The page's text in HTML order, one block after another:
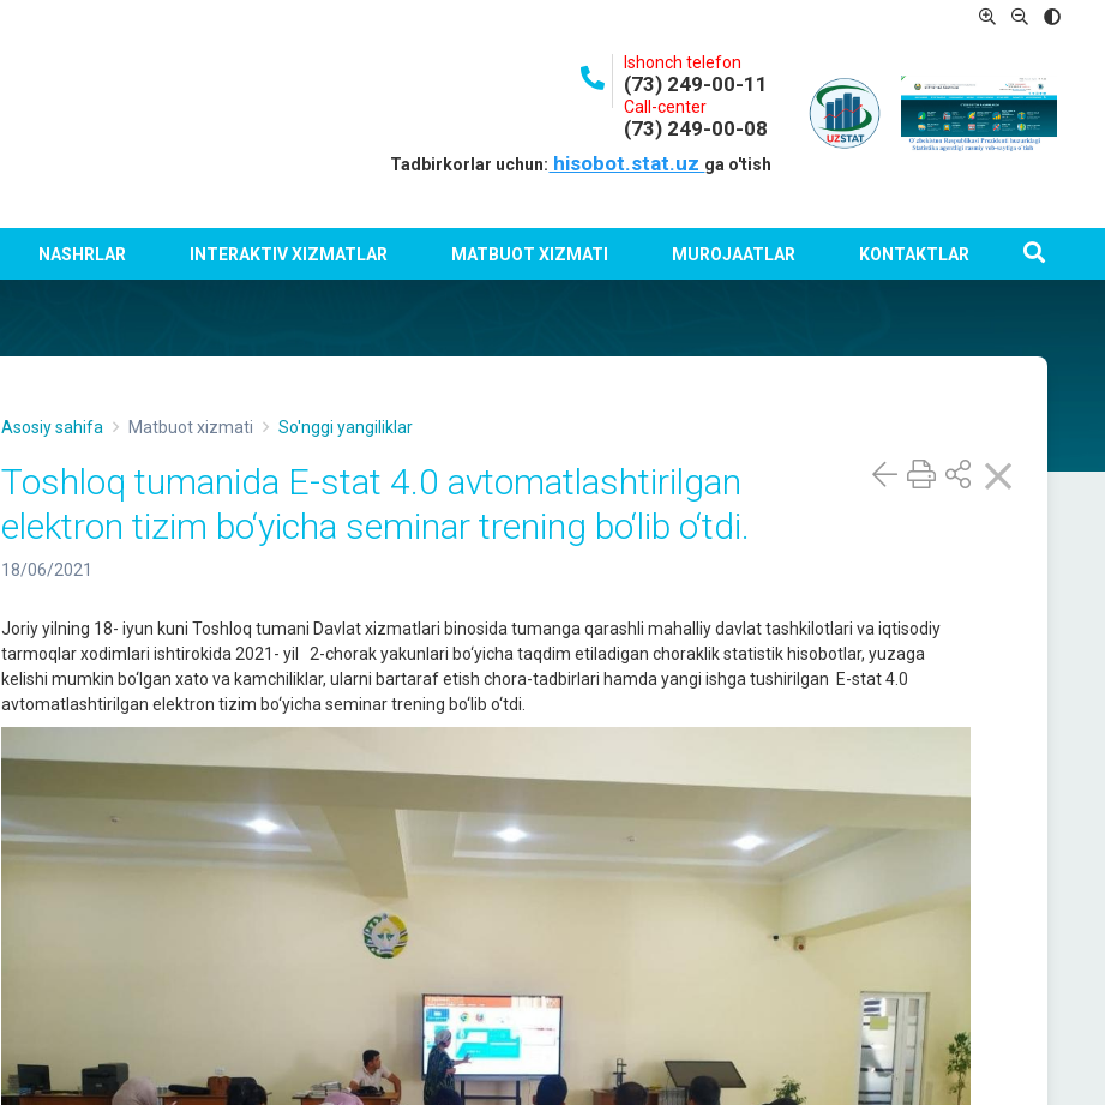
Ishonch telefon
(73) 249-00-11
Call-center
(73) 249-00-08
Tadbirkorlar uchun: hisobot.stat.uz ga o'tish
NASHRLAR INTERAKTIV XIZMATLAR MATBUOT XIZMATI MUROJAATLAR KONTAKTLAR
Asosiy sahifa Matbuot xizmati So'nggi yangiliklar
Toshloq tumanida E-stat 4.0 avtomatlashtirilgan
elektron tizim bo‘yicha seminar trening bo‘lib o‘tdi.
18/06/2021
Joriy yilning 18- iyun kuni Toshloq tumani Davlat xizmatlari binosida tumanga qarashli mahalliy davlat tashkilotlari va iqtisodiy
tarmoqlar xodimlari ishtirokida 2021- yil 2-chorak yakunlari bo‘yicha taqdim etiladigan choraklik statistik hisobotlar, yuzaga
kelishi mumkin bo‘lgan xato va kamchiliklar, ularni bartaraf etish chora-tadbirlari hamda yangi ishga tushirilgan E-stat 4.0
avtomatlashtirilgan elektron tizim bo‘yicha seminar trening bo‘lib o‘tdi.